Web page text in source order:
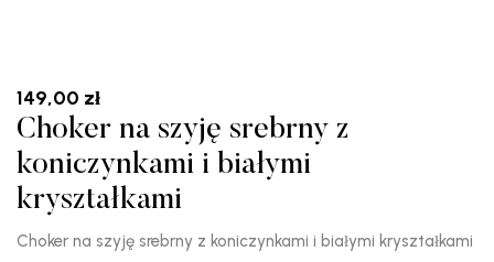
149,00 zł
Choker na szyję srebrny z
koniczynkami i białymi
kryształkami
Choker na szyję srebrny z koniczynkami i białymi kryształkami